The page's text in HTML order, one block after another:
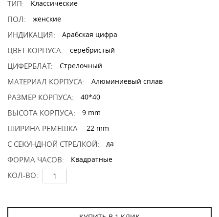
ТИП:
Классические
ПОЛ: женские
ИНДИКАЦИЯ: Арабская цифра
ЦВЕТ КОРПУСА: серебристый
ЦИФЕРБЛАТ: Стрелочный
МАТЕРИАЛ КОРПУСА: Алюминиевый сплав
РАЗМЕР КОРПУСА: 40*40
ВЫСОТА КОРПУСА: 9 mm
ШИРИНА РЕМЕШКА: 22 mm
С СЕКУНДНОЙ СТРЕЛКОЙ: да
ФОРМА ЧАСОВ: Квадратные
КОЛ-ВО: